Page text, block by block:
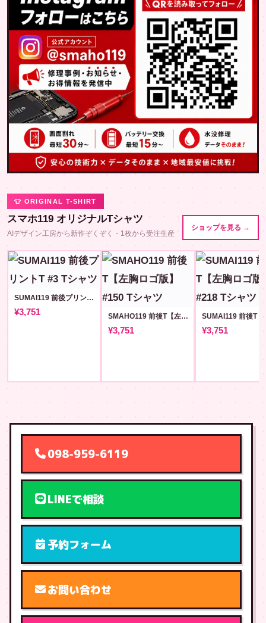
👕 ORIGINAL T-SHIRT
スマホ119 オリジナルTシャツ
AIデザイン工房から新作ぞくぞく・1枚から受注生産
ショップを見る →
SUMAI119 前後プリントT #3
¥3,751 SMAHO119 前後T【左胸ロゴ版】#150
¥3,751 ¥3,751
098-959-6119
LINEで相談
予約フォーム
お問い合わせ